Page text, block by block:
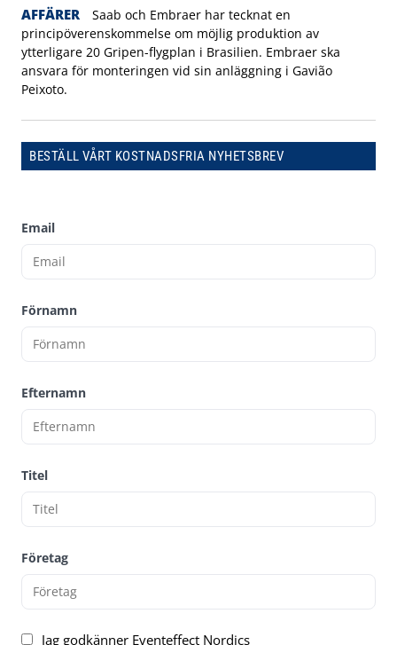
AFFÄRER
Saab och Embraer har tecknat en
principöverenskommelse om möjlig produktion av
ytterligare 20 Gripen-flygplan i Brasilien. Embraer ska
ansvara för monteringen vid sin anläggning i Gavião
Peixoto.
BESTÄLL VÅRT KOSTNADSFRIA NYHETSBREV
Email
Förnamn
Efternamn
Titel
Företag
Jag godkänner Eventeffect Nordics